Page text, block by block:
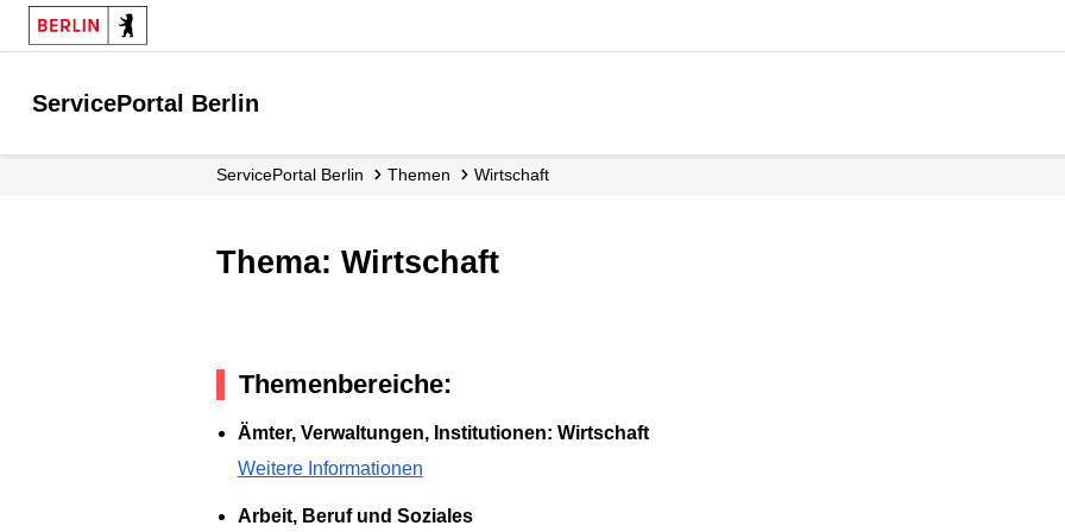
ServicePortal Berlin
ServicePortal Berlin Themen Wirtschaft
Thema: Wirtschaft
Themenbereiche:
Ämter, Verwaltungen, Institutionen: Wirtschaft
Weitere Informationen
Arbeit, Beruf und Soziales